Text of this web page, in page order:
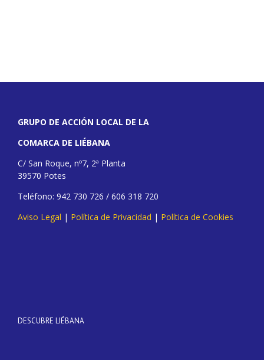
GRUPO DE ACCIÓN LOCAL DE LA
COMARCA DE LIÉBANA
C/ San Roque, nº7, 2ª Planta
39570 Potes
Teléfono: 942 730 726 / 606 318 720
Aviso Legal | Política de Privacidad | Política de Cookies
DESCUBRE LIÉBANA